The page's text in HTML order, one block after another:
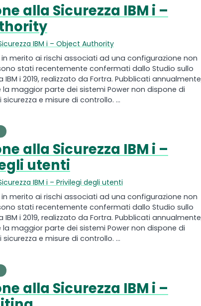
alla Sicurezza IBM i –
IBM i – Object Authority
merito ai rischi associati ad una configurazione non
stati recentemente confermati dallo Studio sullo
IBM i 2019, realizzato da Fortra. Pubblicati
la maggior parte dei sistemi Power non dispone di
e misure di controllo. ...
alla Sicurezza IBM i –
utenti
IBM i – Privilegi degli utenti
merito ai rischi associati ad una configurazione non
stati recentemente confermati dallo Studio sullo
IBM i 2019, realizzato da Fortra. Pubblicati
la maggior parte dei sistemi Power non dispone di
e misure di controllo. ...
alla Sicurezza IBM i –